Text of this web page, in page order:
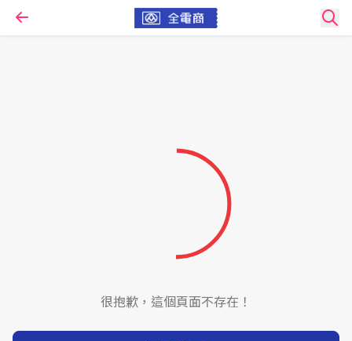
很抱歉，這個頁面不存在！